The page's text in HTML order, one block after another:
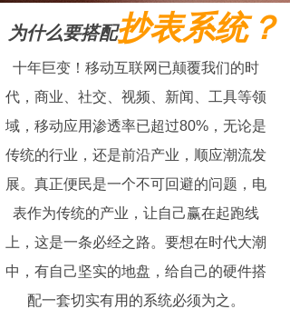
为什么要搭配抄表系统？
十年巨变！移动互联网已颠覆我们的时
代，商业、社交、视频、新闻、工具等领
域，移动应用渗透率已超过80%，无论是
传统的行业，还是前沿产业，顺应潮流发
展。真正便民是一个不可回避的问题，电
表作为传统的产业，让自己赢在起跑线
上，这是一条必经之路。要想在时代大潮
中，有自己坚实的地盘，给自己的硬件搭
配一套切实有用的系统必须为之。